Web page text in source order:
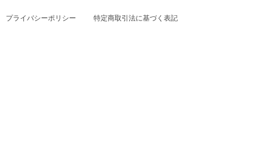
プライバシーポリシー 特定商取引法に基づく表記